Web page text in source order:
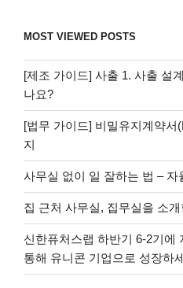
MOST VIEWED POSTS
[제조 가이드] 사출 1. 사출 설
나요?
[법무 가이드] 비밀유지계약
지
사무실 없이 일 잘하는 법 – 자
집 근처 사무실, 집무실을 소
신한퓨처스랩 하반기 6-2기에
통해 유니콘 기업으로 성장하